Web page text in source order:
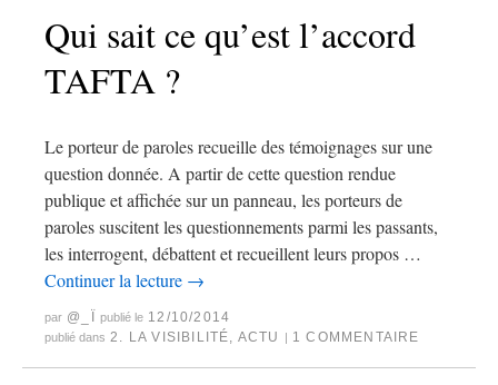
Qui sait ce qu’est l’accord
TAFTA ?
Le porteur de paroles recueille des témoignages sur une
question donnée. A partir de cette question rendue
publique et affichée sur un panneau, les porteurs de
paroles suscitent les questionnements parmi les passants,
les interrogent, débattent et recueillent leurs propos …
Continuer la lecture →
par @_Ï publié le 12/10/2014
publié dans 2. LA VISIBILITÉ ACTU | 1 COMMENTAIRE